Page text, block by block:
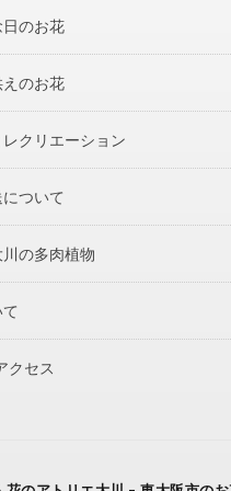
のお花
のお花
クリエーション
ついて
の多肉植物
クセス